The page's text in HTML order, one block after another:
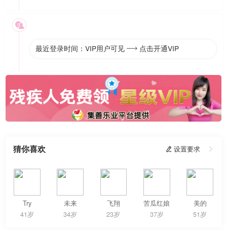

最近登录时间：VIP用户可见  点击开通VIP
猜你喜欢  设置要求 
Try
41岁
未来
34岁
飞翔
23岁
苦瓜红娘
37岁
美的
51岁